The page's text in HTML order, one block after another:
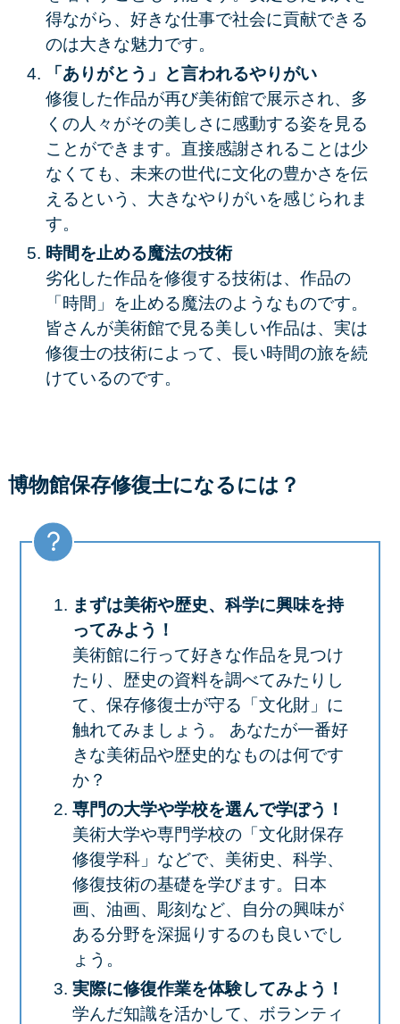
得ながら、好きな仕事で社会に貢献できる
のは大きな魅力です。
「ありがとう」と言われるやりがい
修復した作品が再び美術館で展示され、多
くの人々がその美しさに感動する姿を見る
ことができます。直接感謝されることは少
なくても、未来の世代に文化の豊かさを伝
えるという、大きなやりがいを感じられま
す。
時間を止める魔法の技術
劣化した作品を修復する技術は、作品の
「時間」を止める魔法のようなものです。
皆さんが美術館で見る美しい作品は、実は
修復士の技術によって、長い時間の旅を続
けているのです。
博物館保存修復士になるには？
まずは美術や歴史、科学に興味を持
ってみよう！
美術館に行って好きな作品を見つけ
たり、歴史の資料を調べてみたりし
て、保存修復士が守る「文化財」に
触れてみましょう。 あなたが一番好
きな美術品や歴史的なものは何です
か？
専門の大学や学校を選んで学ぼう！
美術大学や専門学校の「文化財保存
修復学科」などで、美術史、科学、
修復技術の基礎を学びます。日本
画、油画、彫刻など、自分の興味が
ある分野を深掘りするのも良いでし
ょう。
実際に修復作業を体験してみよう！
学んだ知識を活かして、ボランティ